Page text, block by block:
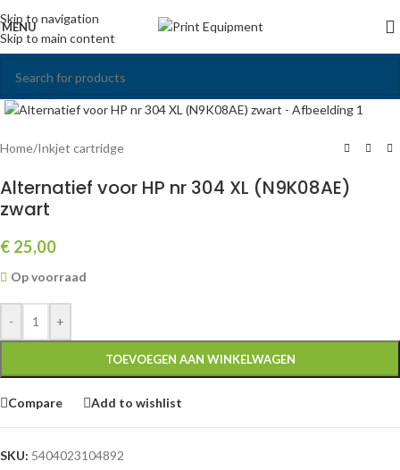
Skip to navigation
Skip to main content
MENU
Click to enlarge
Home/Inkjet cartridge
Alternatief voor HP nr 304 XL (N9K08AE)
zwart
€ 25,00
Op voorraad
- +
TOEVOEGEN AAN WINKELWAGEN
Compare Add to wishlist
SKU: 5404023104892